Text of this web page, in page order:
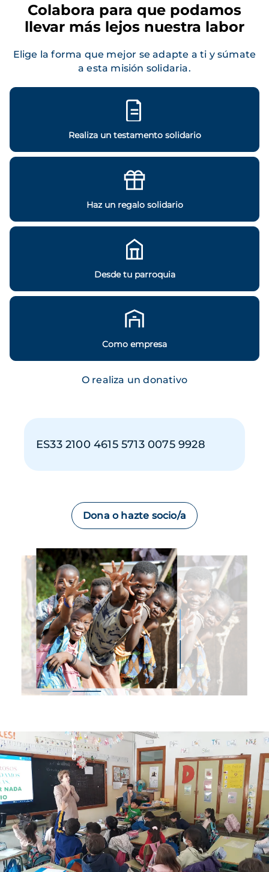
Colabora para que podamos
llevar más lejos nuestra labor
Elige la forma que mejor se adapte a ti y súmate
a esta misión solidaria.
Realiza un testamento solidario
Haz un regalo solidario
Desde tu parroquia
Como empresa
O realiza un donativo
ES33 2100 4615 5713 0075 9928
Dona o hazte socio/a
Imagen